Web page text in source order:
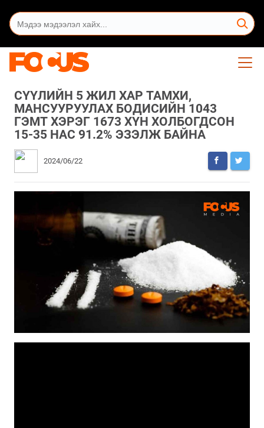
СҮҮЛИЙН 5 ЖИЛ ХАР ТАМХИ,
МАНСУУРУУЛАХ БОДИСИЙН 1043
ГЭМТ ХЭРЭГ 1673 ХҮН ХОЛБОГДСОН
15-35 НАС 91.2% ЭЗЭЛЖ БАЙНА
2024/06/22